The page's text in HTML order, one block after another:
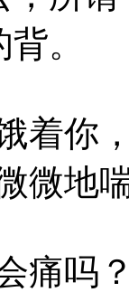
。
你，
微地
吗？